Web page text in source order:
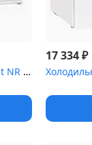
Холодильник Nordfrost NR 506 W белый (однокамерный)
17 334₽